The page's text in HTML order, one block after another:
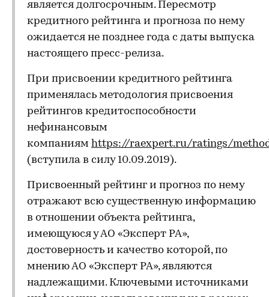
является долгосрочным. Пересмотр
кредитного рейтинга и прогноза по нему
ожидается не позднее года с даты выпуска
настоящего пресс-релиза.
При присвоении кредитного рейтинга
применялась методология присвоения
рейтингов кредитоспособности
нефинансовым
компаниям https://raexpert.ru/ratings/
(вступила в силу 10.09.2019).
Присвоенный рейтинг и прогноз по нему
отражают всю существенную информацию
в отношении объекта рейтинга,
имеющуюся у АО «Эксперт РА»,
достоверность и качество которой, по
мнению АО «Эксперт РА», являются
надлежащими. Ключевыми источниками